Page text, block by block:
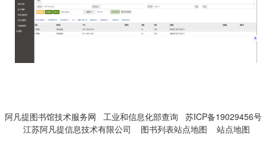
阿凡提图书馆技术服务网 工业和信息化部查询
苏ICP备19029456号
江苏阿凡提信息技术有限公司
图书列表站点地图 站点地图